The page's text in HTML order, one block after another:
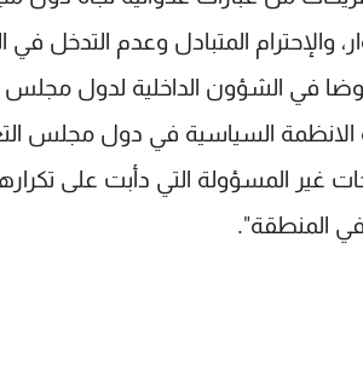
والإحترام المتبادل وعدم التدخل في
في الشؤون الداخلية لدول مجلس
الانظمة السياسية في دول مجلس
غير المسؤولة التي دأبت على
المنطقة".